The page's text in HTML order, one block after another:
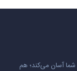
شما آسان می‌کند؛ هم